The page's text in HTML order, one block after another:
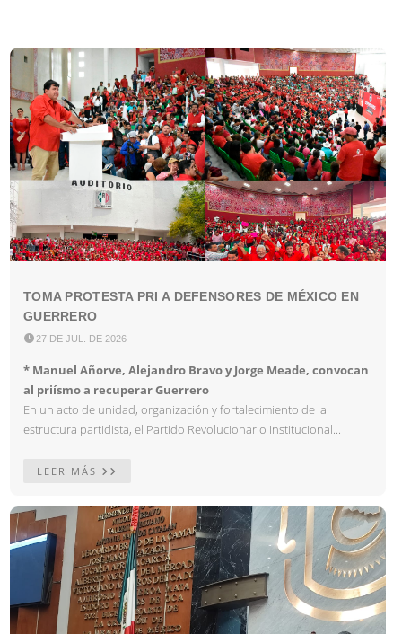
TOMA PROTESTA PRI A DEFENSORES DE MÉXICO EN
GUERRERO
 27 DE JUL. DE 2026
* Manuel Añorve, Alejandro Bravo y Jorge Meade, convocan
al priísmo a recuperar Guerrero
En un acto de unidad, organización y fortalecimiento de la
estructura partidista, el Partido Revolucionario Institucional...
LEER MÁS